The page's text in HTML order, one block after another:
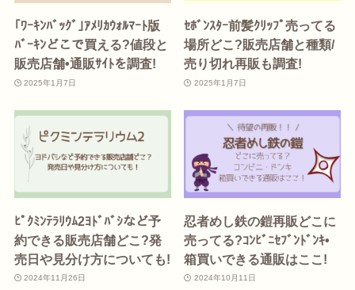
｢ﾜｰｷﾝﾊﾞｯｸﾞ｣ｱﾒﾘｶｳｫﾙﾏｰﾄ版
ﾊﾞｰｷﾝどこで買える?値段と
販売店舗•通販ｻｲﾄを調査!
2025年1月7日
ｾﾎﾞﾝｽﾀｰ前髪ｸﾘｯﾌﾟ売ってる
場所どこ?販売店舗と種類/
売り切れ再販も調査!
2025年1月7日
ﾋﾟｸﾐﾝﾃﾗﾘｳﾑ2ﾖﾄﾞﾊﾞｼなど予
約できる販売店舗どこ?発
売日や見分け方についても!
2024年11月26日
忍者めし鉄の鎧再販どこに
売ってる?ｺﾝﾋﾞﾆｾﾌﾞﾝﾄﾞﾝｷ•
箱買いできる通販はここ!
2024年10月11日